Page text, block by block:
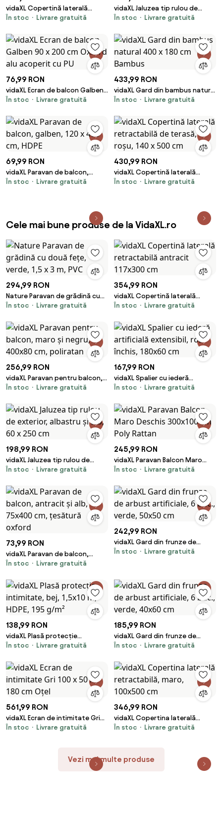
vidaXL Copertină laterală
retractabilă, cărămiziu, 120 x
În stoc Livrare gratuită
vidaXL Jaluzea tip rulou de
exterior, alb și portocaliu, 80 x
În stoc Livrare gratuită
76,99 RON
vidaXL Ecran de balcon Galben
90 x 200 cm Oxford alu
În stoc Livrare gratuită
433,99 RON
vidaXL Gard din bambus natural
400 x 180 cm Bambus
În stoc Livrare gratuită
69,99 RON
vidaXL Paravan de balcon,
galben, 120 x 400 cm, HDPE
În stoc Livrare gratuită
430,99 RON
vidaXL Copertină laterală
retractabilă de terasă, roșu,
În stoc Livrare gratuită
Cele mai bune produse de la VidaXL.ro
294,99 RON
Nature Paravan de grădină cu
două fețe, verde, 1,5 x 3 m, PVC
În stoc Livrare gratuită
354,99 RON
vidaXL Copertină laterală
retractabilă antracit 117x300
În stoc Livrare gratuită
256,99 RON
vidaXL Paravan pentru balcon,
maro și negru, 400x80 cm,
În stoc Livrare gratuită
167,99 RON
vidaXL Spalier cu iederă
artificială extensibil, roz închis,
În stoc Livrare gratuită
198,99 RON
vidaXL Jaluzea tip rulou de
exterior, albastru și alb, 60 x
În stoc Livrare gratuită
245,99 RON
vidaXL Paravan Balcon Maro
Deschis 300x100 cm Poly
În stoc Livrare gratuită
73,99 RON
vidaXL Paravan de balcon,
antracit și alb, 75x400 cm,
În stoc Livrare gratuită
242,99 RON
vidaXL Gard din frunze de
arbust artificiale, 6 buc., verde,
În stoc Livrare gratuită
138,99 RON
vidaXL Plasă protecție
intimitate, bej, 1,5x10 m, HDPE,
În stoc Livrare gratuită
185,99 RON
vidaXL Gard din frunze de
arbust artificiale, 6 buc., verde,
În stoc Livrare gratuită
561,99 RON
vidaXL Ecran de intimitate Gri
100 x 50 x 180 cm Oțel
În stoc Livrare gratuită
346,99 RON
vidaXL Copertina laterală
retractabilă, maro, 100x500 cm
În stoc Livrare gratuită
Vezi mai multe produse